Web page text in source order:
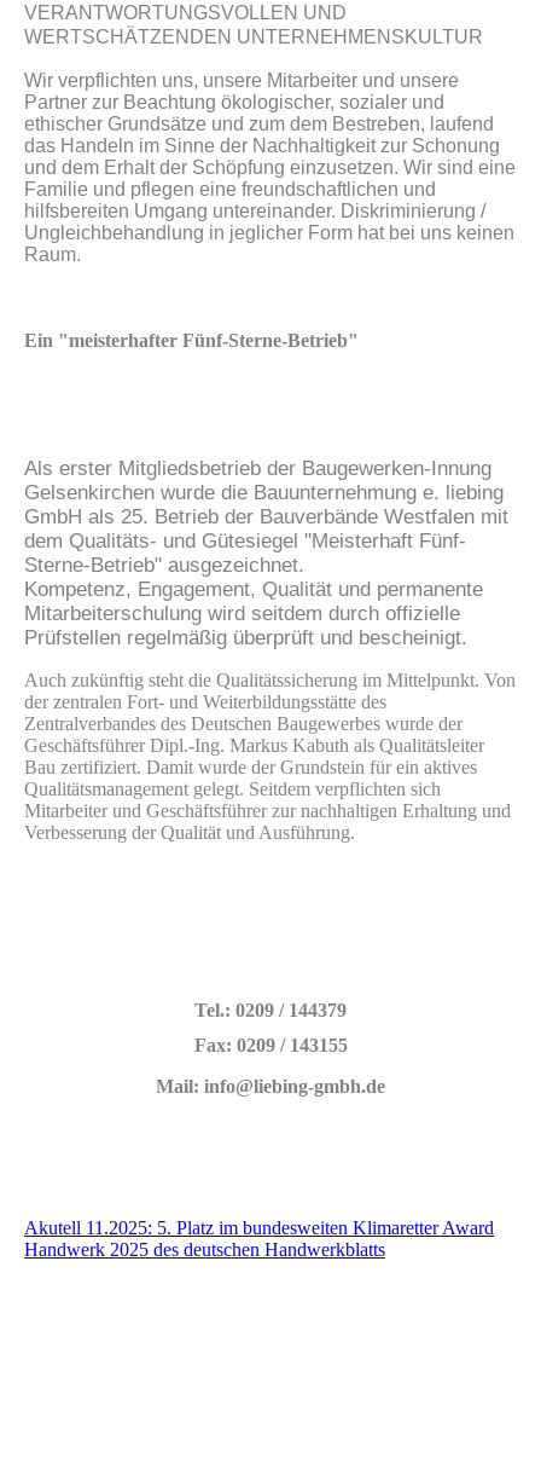
VERANTWORTUNGSVOLLEN UND
WERTSCHÄTZENDEN UNTERNEHMENSKULTUR
Wir verpflichten uns, unsere Mitarbeiter und unsere
Partner zur Beachtung ökologischer, sozialer und
ethischer Grundsätze und zum dem Bestreben, laufend
das Handeln im Sinne der Nachhaltigkeit zur Schonung
und dem Erhalt der Schöpfung einzusetzen. Wir sind eine
Familie und pflegen eine freundschaftlichen und
hilfsbereiten Umgang untereinander. Diskriminierung /
Ungleichbehandlung in jeglicher Form hat bei uns keinen
Raum.
Ein "meisterhafter Fünf-Sterne-Betrieb"
Als erster Mitgliedsbetrieb der Baugewerken-Innung
Gelsenkirchen wurde die Bauunternehmung e. liebing
GmbH als 25. Betrieb der Bauverbände Westfalen mit
dem Qualitäts- und Gütesiegel "Meisterhaft Fünf-
Sterne-Betrieb" ausgezeichnet.
Kompetenz, Engagement, Qualität und permanente
Mitarbeiterschulung wird seitdem durch offizielle
Prüfstellen regelmäßig überprüft und bescheinigt.
Auch zukünftig steht die Qualitätssicherung im Mittelpunkt. Von
der zentralen Fort- und Weiterbildungsstätte des
Zentralverbandes des Deutschen Baugewerbes wurde der
Geschäftsführer Dipl.-Ing. Markus Kabuth als Qualitätsleiter
Bau zertifiziert. Damit wurde der Grundstein für ein aktives
Qualitätsmanagement gelegt. Seitdem verpflichten sich
Mitarbeiter und Geschäftsführer zur nachhaltigen Erhaltung und
Verbesserung der Qualität und Ausführung.
Tel.: 0209 / 144379
Fax: 0209 / 143155
Mail: info@liebing-gmbh.de
Akutell 11.2025: 5. Platz im bundesweiten Klimaretter Award
Handwerk 2025 des deutschen Handwerkblatts